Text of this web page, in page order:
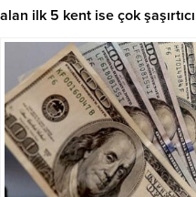
alan ilk 5 kent ise çok